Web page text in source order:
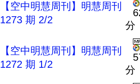
【空中明慧周刊】明慧周刊
1273 期 2/2
分
【空中明慧周刊】明慧周刊
1272 期 1/2
分